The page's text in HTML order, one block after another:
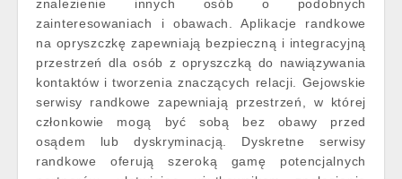
znalezienie innych osób o podobnych
zainteresowaniach i obawach. Aplikacje randkowe
na opryszczkę zapewniają bezpieczną i integracyjną
przestrzeń dla osób z opryszczką do nawiązywania
kontaktów i tworzenia znaczących relacji. Gejowskie
serwisy randkowe zapewniają przestrzeń, w której
członkowie mogą być sobą bez obawy przed
osądem lub dyskryminacją. Dyskretne serwisy
randkowe oferują szeroką gamę potencjalnych